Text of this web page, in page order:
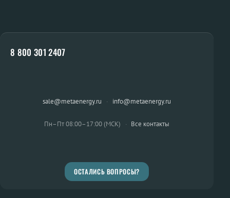
8 800 301 2407
sale@metaenergy.ru · info@metaenergy.ru
Пн–Пт 08:00–17:00 (МСК) · Все контакты
ОСТАЛИСЬ ВОПРОСЫ?